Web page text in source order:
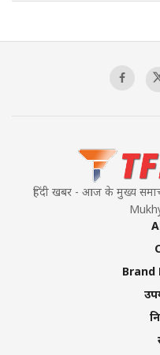
हिंदी खबर - आज के मुख्य
Brand